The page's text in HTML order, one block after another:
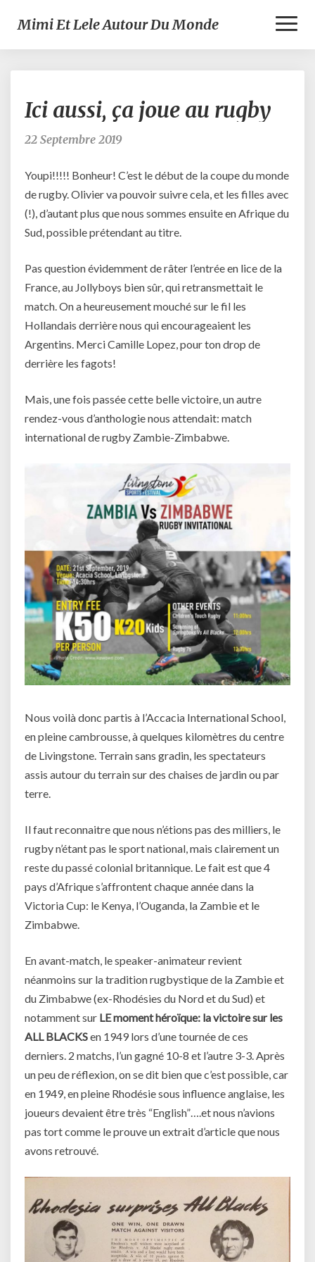
Mimi Et Lele Autour Du Monde
aussi,
ça
rugby
Ici aussi, ça joue au rugby
22 Septembre 2019
Youpi!!!!! Bonheur! C’est le début de la coupe du monde
de rugby. Olivier va pouvoir suivre cela, et les filles avec
(!), d’autant plus que nous sommes ensuite en Afrique du
Sud, possible prétendant au titre.
Pas question évidemment de râter l’entrée en lice de la
France, au Jollyboys bien sûr, qui retransmettait le
match. On a heureusement mouché sur le fil les
Hollandais derrière nous qui encourageaient les
Argentins. Merci Camille Lopez, pour ton drop de
derrière les fagots!
Mais, une fois passée cette belle victoire, un autre
rendez-vous d’anthologie nous attendait: match
international de rugby Zambie-Zimbabwe.
Nous voilà donc partis à l’Accacia International School,
en pleine cambrousse, à quelques kilomètres du centre
de Livingstone. Terrain sans gradin, les spectateurs
assis autour du terrain sur des chaises de jardin ou par
terre.
Il faut reconnaitre que nous n’étions pas des milliers, le
rugby n’étant pas le sport national, mais clairement un
reste du passé colonial britannique. Le fait est que 4
pays d’Afrique s’affrontent chaque année dans la
Victoria Cup: le Kenya, l’Ouganda, la Zambie et le
Zimbabwe.
En avant-match, le speaker-animateur revient
néanmoins sur la tradition rugbystique de la Zambie et
du Zimbabwe (ex-Rhodésies du Nord et du Sud) et
notamment sur LE moment héroïque: la victoire sur les
ALL BLACKSen 1949 lors d’une tournée de ces
derniers. 2 matchs, l’un gagné 10-8 et l’autre 3-3. Après
un peu de réflexion, on se dit bien que c’est possible, car
en 1949, en pleine Rhodésie sous influence anglaise, les
joueurs devaient être très “English”….et nous n’avions
pas tort comme le prouve un extrait d’article que nous
avons retrouvé.